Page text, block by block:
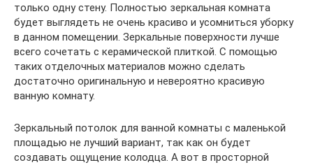
только одну стену. Полностью зеркальная комната
будет выглядеть не очень красиво и усомниться уборку
в данном помещении. Зеркальные поверхности лучше
всего сочетать с керамической плиткой. С помощью
таких отделочных материалов можно сделать
достаточно оригинальную и невероятно красивую
ванную комнату.
Зеркальный потолок для ванной комнаты с маленькой
площадью не лучший вариант, так как он будет
создавать ощущение колодца. А вот в просторной